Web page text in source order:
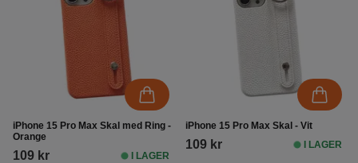
iPhone 15 Pro Max Skal med Ring -
Orange
109 kr I LAGER
iPhone 15 Pro Max Skal - Vit
109 kr I LAGER